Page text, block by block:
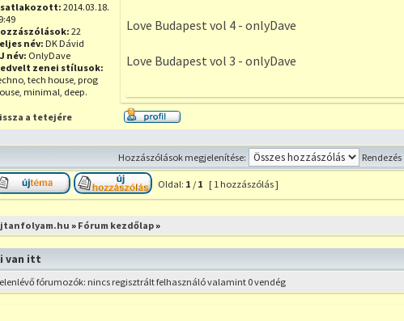
2014.03.18.
22
név:DK Dávid
név: OnlyDave
zenei stílusok:
tech house, prog
minimal, deep.
Love Budapest vol 4 - onlyDave
Love Budapest vol 3 - onlyDave
a tetejére
Profil
Hozzászólások megjelenítése: Rendezés
Új téma nyitása Hozzászólás a témához
Oldal: 1 / 1 [ 1 hozzászólás ]
» Fórum kezdőlap»
van itt
fórumozók: nincs regisztrált felhasználó valamint 0 vendég